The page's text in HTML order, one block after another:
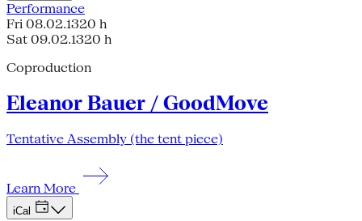
Performance
Fri 08.02.1320 h
Sat 09.02.1320 h
Coproduction
Eleanor Bauer / GoodMove
Tentative Assembly (the tent piece)
Learn More
iCal